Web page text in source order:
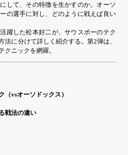
して、その特徴を生かすのか。オーソ
の選手に対し、どのように戦えば良い
躍した松本好二が、サウスポーのテク
法に分けて詳しく紹介する。第2弾は、
クニックを網羅。
（vsオーソドックス）
戦法の違い